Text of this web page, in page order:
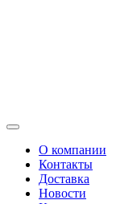
О компании
Контакты
Доставка
Новости